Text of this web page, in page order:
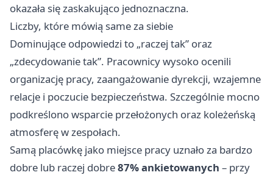
okazała się zaskakująco jednoznaczna.
Liczby, które mówią same za siebie
Dominujące odpowiedzi to „raczej tak” oraz
„zdecydowanie tak”. Pracownicy wysoko ocenili
organizację pracy, zaangażowanie dyrekcji, wzajemne
relacje i poczucie bezpieczeństwa. Szczególnie mocno
podkreślono wsparcie przełożonych oraz koleżeńską
atmosferę w zespołach.
Samą placówkę jako miejsce pracy uznało za bardzo
dobre lub raczej dobre87% ankietowanych – przy